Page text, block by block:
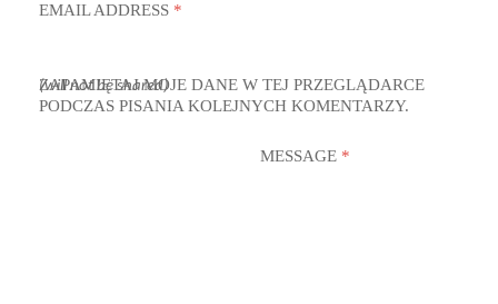
EMAIL ADDRESS *
(will not be shared)
ZAPAMIĘTAJ MOJE DANE W TEJ PRZEGLĄDARCE
PODCZAS PISANIA KOLEJNYCH KOMENTARZY.
MESSAGE *